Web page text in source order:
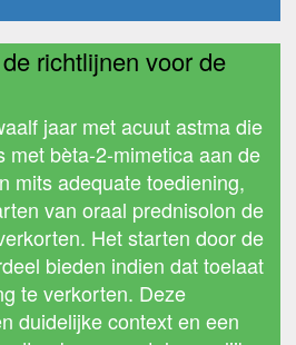
richtlijnen voor de
jaar met acuut astma die
met bèta-2-mimetica aan de
mits adequate toediening,
van oraal prednisolon de
Het starten door de
bieden indien dat toelaat
te verkorten. Deze
duidelijke context en een